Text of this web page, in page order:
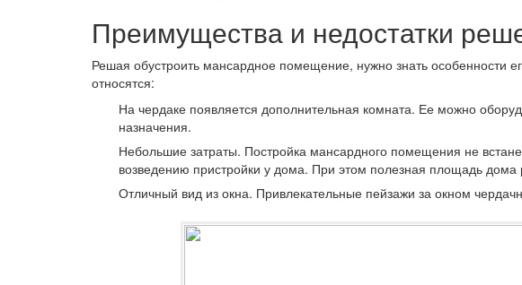
Преимущества и недостатки
Решая обустроить мансардное помещение, нужно знать особенности
относятся:
На чердаке появляется дополнительная комната. Ее можно
назначения.
Небольшие затраты. Постройка мансардного помещения не
возведению пристройки у дома. При этом полезная площадь дома
Отличный вид из окна. Привлекательные пейзажи за окном